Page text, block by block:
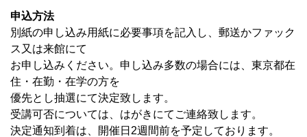
申込方法
別紙の申し込み用紙に必要事項を記入し、郵送かファック
ス又は来館にて
お申し込みください。申し込み多数の場合には、東京都在
住・在勤・在学の方を
優先とし抽選にて決定致します。
受講可否については、はがきにてご連絡致します。
決定通知到着は、開催日2週間前を予定しております。